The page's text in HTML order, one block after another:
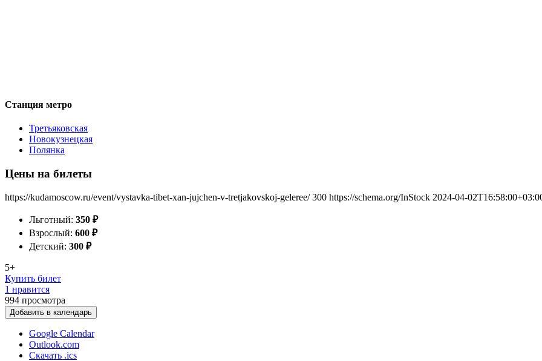
Станция метро
Третьяковская
Новокузнецкая
Полянка
Цены на билеты
https://kudamoscow.ru/event/vystavka-tibet-xan-jujchen-v-tretjakovskoj-geleree/ 300 https://schema.org/InStock 2024-04-
Льготный: 350 ₽
Взрослый: 600 ₽
Детский: 300 ₽
5+
Купить билет
1 нравится
994 просмотра
Добавить в календарь
Google Calendar
Outlook.com
Скачать .ics